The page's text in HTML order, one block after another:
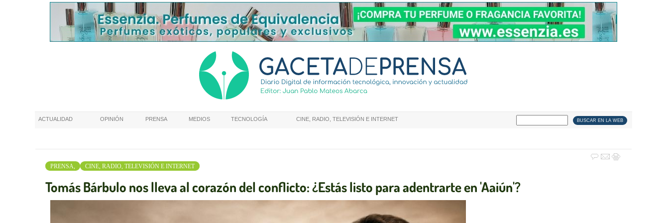
ACTUALIDAD OPINIÓN PRENSA MEDIOS TECNOLOGÍA CINE, RADIO, TELEVISIÓN E INTERNET
PRENSA, CINE, RADIO, TELEVISIÓN E INTERNET
Tomás Bárbulo nos lleva al corazón del conflicto: ¿Estás listo para adentrarte en 'Aaiún'?